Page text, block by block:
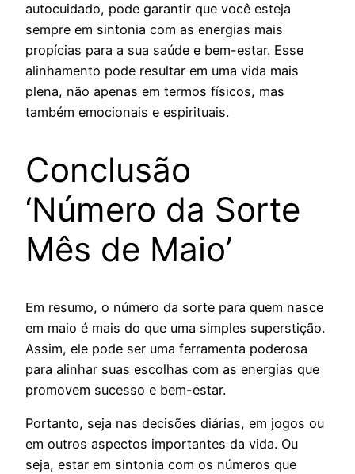
autocuidado, pode garantir que você esteja
sempre em sintonia com as energias mais
propícias para a sua saúde e bem-estar. Esse
alinhamento pode resultar em uma vida mais
plena, não apenas em termos físicos, mas
também emocionais e espirituais.
Conclusão
‘Número da Sorte
Mês de Maio’
Em resumo, o número da sorte para quem nasce
em maio é mais do que uma simples superstição.
Assim, ele pode ser uma ferramenta poderosa
para alinhar suas escolhas com as energias que
promovem sucesso e bem-estar.
Portanto, seja nas decisões diárias, em jogos ou
em outros aspectos importantes da vida. Ou
seja, estar em sintonia com os números que